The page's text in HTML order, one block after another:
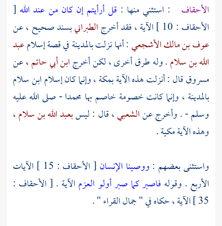
الأحقاف
: استثني منها : قل أرأيتم إن كان من عند الله [
الأحقاف : 10 ] الآية ، فقد أخرج
الطبرانيبسند صحيح ، عن
عوف بن مالك الأشجعي: أنها نزلتبالمدينةفي قصة إسلامعبد
الله بن سلام. وله طرق أخرى ، لكن أخرجابن أبي حاتم ،عن
مسروققال : أنزلت هذه الآيةبمكة، وإنما كانإسلام ابن سلام
بالمدينة ، وإنما كانت خصومة خاصم بها محمدا- صلى الله عليه
وسلم - . وأخرج عنالشعبي، قال : ليسبعبد الله بن سلام،
وهذه الآية مكية .
واستثنى بعضهم :ووصينا الإنسان
[ الأحقاف : 15 ] الآيات
الأربع . وقوله فاصبر كما صبر أولو العزم الآية . [ الأحقاف :
35 ] الآية ، حكاه في " جمال القراء " .